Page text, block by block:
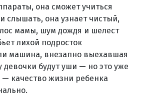
она сможет учиться
слышать, она узнает чистый,
мамы, шум дождя и шелест
лихой подросток
машина, внезапно выехавшая
девочки будут уши — но это уже
— качество жизни ребенка